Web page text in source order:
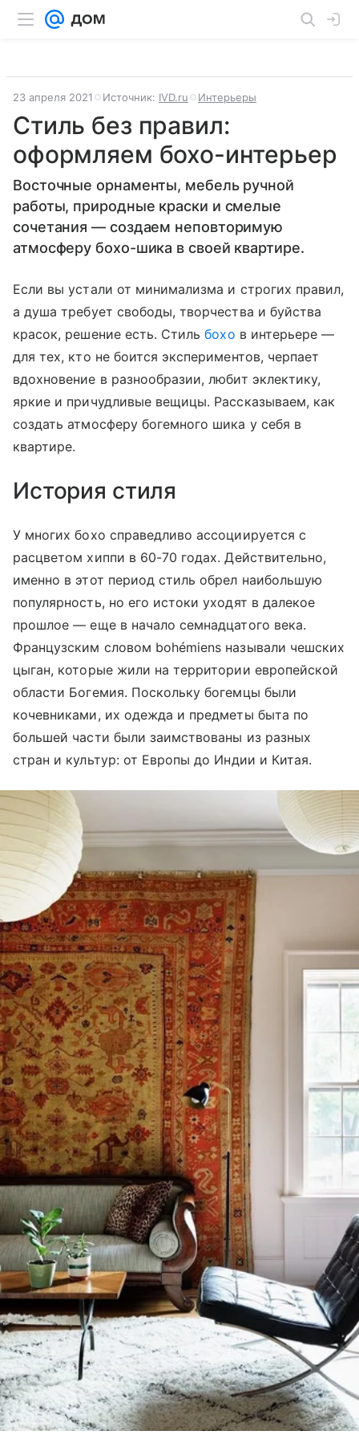
23 апреля 2021 Источник: IVD.ru Интерьеры
Стиль без правил:
оформляем бохо-интерьер
Восточные орнаменты, мебель ручной
работы, природные краски и смелые
сочетания — создаем неповторимую
атмосферу бохо-шика в своей квартире.
Если вы устали от минимализма и строгих правил,
а душа требует свободы, творчества и буйства
красок, решение есть. Стильбохо в интерьере —
для тех, кто не боится экспериментов, черпает
вдохновение в разнообразии, любит эклектику,
яркие и причудливые вещицы. Рассказываем, как
создать атмосферу богемного шика у себя в
квартире.
История стиля
У многих бохо справедливо ассоциируется с
расцветом хиппи в 60-70 годах. Дейcтвительно,
именно в этот период стиль обрел наибольшую
популярность, но его истоки уходят в далекое
прошлое — еще в начало семнадцатого века.
Французским словом bohémiens называли чешских
цыган, которые жили на территории европейской
области Богемия. Поскольку богемцы были
кочевниками, их одежда и предметы быта по
большей части были заимствованы из разных
стран и культур: от Европы до Индии и Китая.